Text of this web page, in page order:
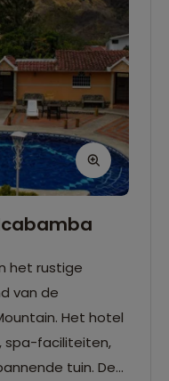
het rustige
van de
Het hotel
spa-faciliteiten,
tuin. De